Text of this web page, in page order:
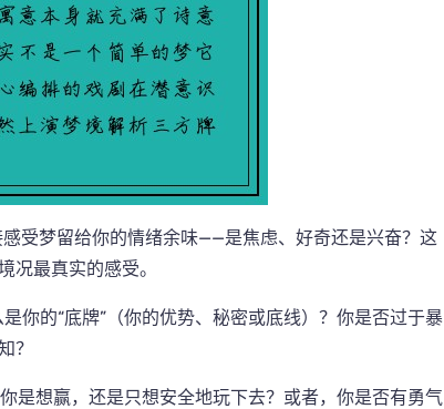
受梦留给你的情绪余味——是焦虑、好奇还是兴奋？这
况最真实的感受。
你的“底牌”（你的优势、秘密或底线）？你是否过于暴
？
是想赢，还是只想安全地玩下去？或者，你是否有勇气